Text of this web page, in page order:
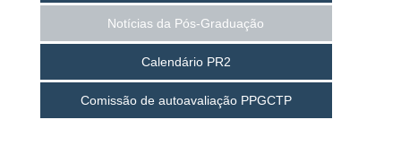
Notícias da Pós-Graduação
Calendário PR2
Comissão de autoavaliação PPGCTP